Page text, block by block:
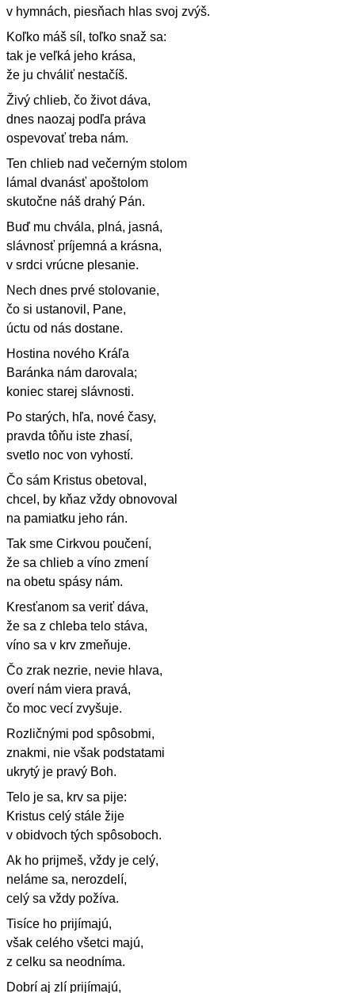
v hymnách, piesňach hlas svoj zvýš.
Koľko máš síl, toľko snaž sa:
tak je veľká jeho krása,
že ju chváliť nestačíš.
Živý chlieb, čo život dáva,
dnes naozaj podľa práva
ospevovať treba nám.
Ten chlieb nad večerným stolom
lámal dvanásť apoštolom
skutočne náš drahý Pán.
Buď mu chvála, plná, jasná,
slávnosť príjemná a krásna,
v srdci vrúcne plesanie.
Nech dnes prvé stolovanie,
čo si ustanovil, Pane,
úctu od nás dostane.
Hostina nového Kráľa
Baránka nám darovala;
koniec starej slávnosti.
Po starých, hľa, nové časy,
pravda tôňu iste zhasí,
svetlo noc von vyhostí.
Čo sám Kristus obetoval,
chcel, by kňaz vždy obnovoval
na pamiatku jeho rán.
Tak sme Cirkvou poučení,
že sa chlieb a víno zmení
na obetu spásy nám.
Kresťanom sa veriť dáva,
že sa z chleba telo stáva,
víno sa v krv zmeňuje.
Čo zrak nezrie, nevie hlava,
overí nám viera pravá,
čo moc vecí zvyšuje.
Rozličnými pod spôsobmi,
znakmi, nie však podstatami
ukrytý je pravý Boh.
Telo je sa, krv sa pije:
Kristus celý stále žije
v obidvoch tých spôsoboch.
Ak ho prijmeš, vždy je celý,
neláme sa, nerozdelí,
celý sa vždy požíva.
Tisíce ho prijímajú,
však celého všetci majú,
z celku sa neodníma.
Dobrí aj zlí prijímajú,